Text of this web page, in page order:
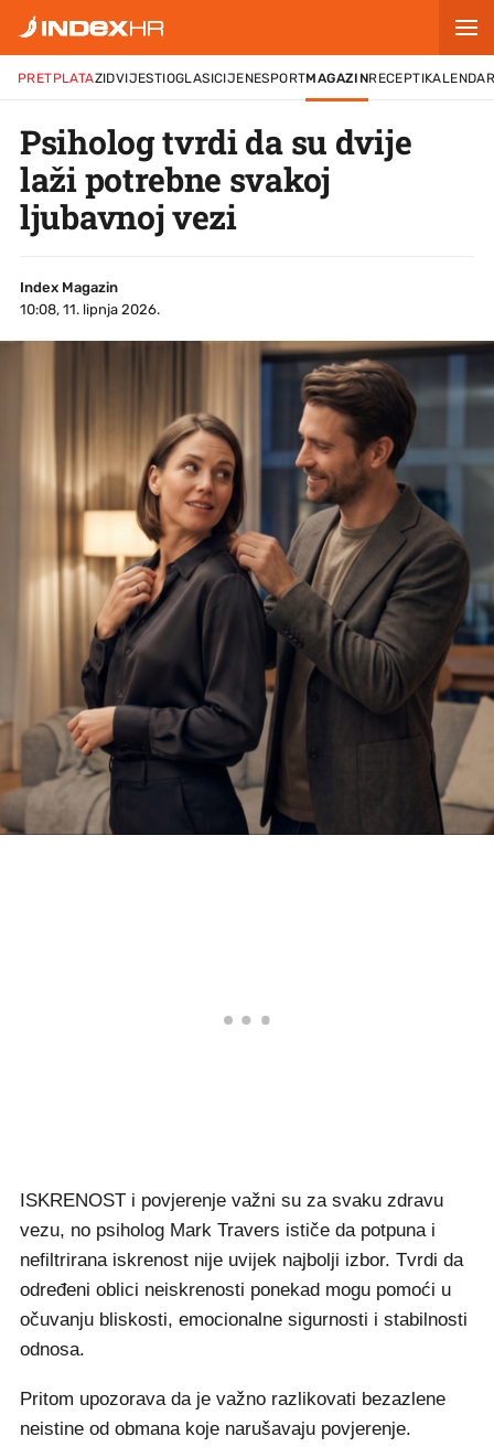
PRETPLATAZIDVIJESTIOGLASICIJENESPORTMAGAZINRECEPTI
Psiholog tvrdi da su dvije
laži potrebne svakoj
ljubavnoj vezi
Index Magazin
10:08, 11. lipnja 2026.
ISKRENOST i povjerenje važni su za svaku zdravu
vezu, no psiholog Mark Travers ističe da potpuna i
nefiltrirana iskrenost nije uvijek najbolji izbor. Tvrdi da
određeni oblici neiskrenosti ponekad mogu pomoći u
očuvanju bliskosti, emocionalne sigurnosti i stabilnosti
odnosa.
Pritom upozorava da je važno razlikovati bezazlene
neistine od obmana koje narušavaju povjerenje.